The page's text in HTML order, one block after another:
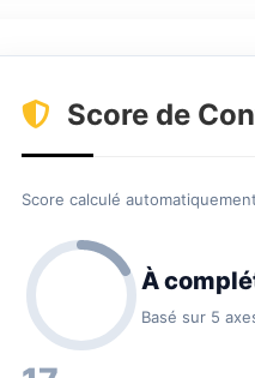
Score de
Score calculé
À
Basé sur 5